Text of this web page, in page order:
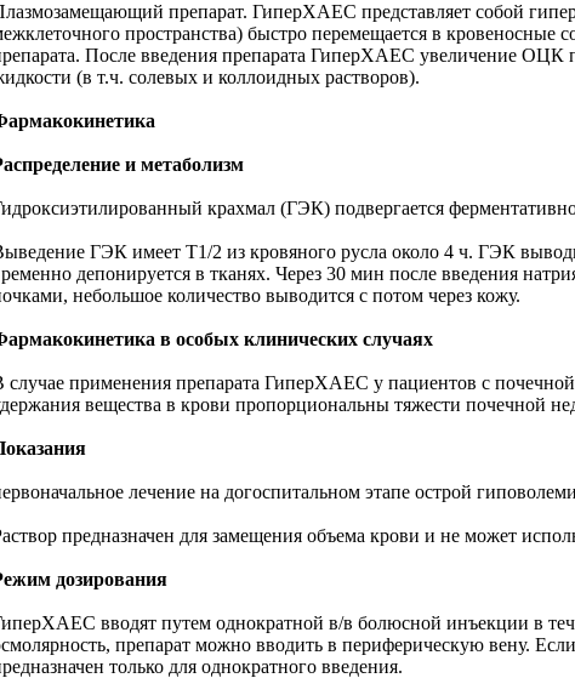
препарат. ГиперХАЕС представляет собой
пространства) быстро перемещается в кровеносные
После введения препарата ГиперХАЕС увеличение ОЦК
(в т.ч. солевых и коллоидных растворов).
и метаболизм
крахмал (ГЭК) подвергается
ГЭК имеет T1/2 из кровяного русла около 4 ч. ГЭК
депонируется в тканях. Через 30 мин после введения
небольшое количество выводится с потом через кожу.
в особых клинических случаях
случае применения препарата ГиперХАЕС у пациентов с
вещества в крови пропорциональны тяжести почечной
лечение на догоспитальном этапе острой
предназначен для замещения объема крови и не может
дозирования
вводят путем однократной в/в болюсной инъекции в
препарат можно вводить в периферическую вену.
только для однократного введения.